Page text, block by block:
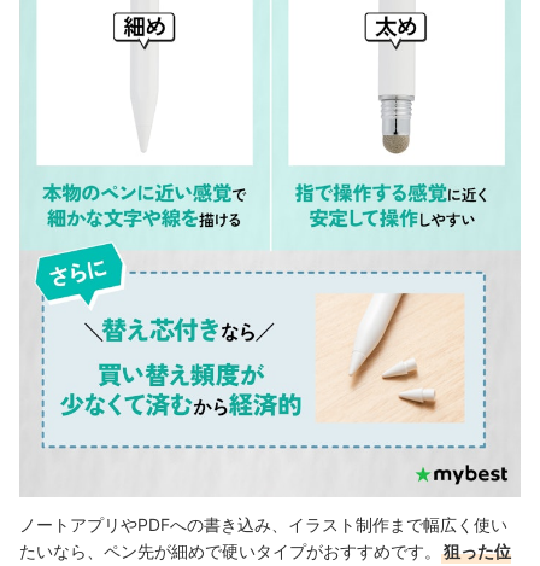
ノートアプリやPDFへの書き込み、イラスト制作まで幅広く使い
たいなら、ペン先が細めで硬いタイプがおすすめです。
狙った位